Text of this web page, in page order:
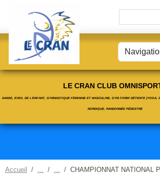
LE CRAN CLUB
DANSE, EVEIL DE L'ENFANT, GYMNASTIQUE FÉMININE ET MASCULINE, GYM FORM' DÉTENTE (YOGA,
NORDIQUE, RANDONNÉE PÉDESTRE
Accueil CHAMPIONNAT NATIONAL